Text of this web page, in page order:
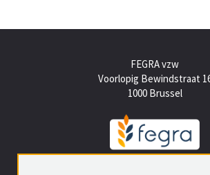
FEGRA vzw
Voorlopig Bewindstraat
1000 Brussel